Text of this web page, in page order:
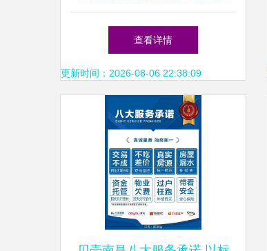
离开校园的年轻人，后来怎么
样了？
查看详情
更新时间：2026-08-06 22:38:09